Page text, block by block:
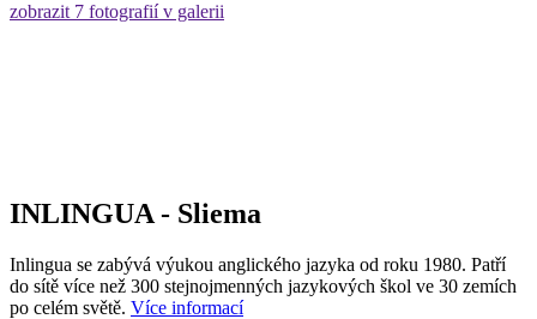
zobrazit 7 fotografií v galerii
INLINGUA - Sliema
Inlingua se zabývá výukou anglického jazyka od roku 1980. Patří
do sítě více než 300 stejnojmenných jazykových škol ve 30 zemích
po celém světě. Více informací